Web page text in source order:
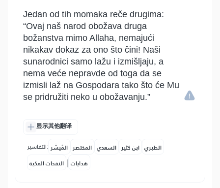
Jedan od tih momaka reče drugima:
“Ovaj naš narod obožava druga
božanstva mimo Allaha, nemajući
nikakav dokaz za ono što čini! Naši
sunarodnici samo lažu i izmišljaju, a
nema veće nepravde od toga da se
izmisli laž na Gospodara tako što će Mu
se pridružiti neko u obožavanju.”
显示其他翻译
التفاسير: المُيسَّر المختصر السعدي ابن كثير الطبري
النفحات المكية | هدايات